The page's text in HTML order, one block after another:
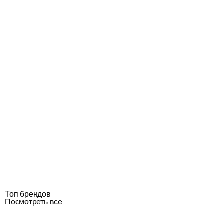
Топ брендов
Посмотреть все